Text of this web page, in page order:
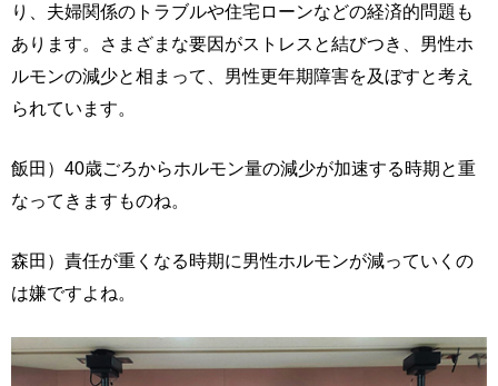
り、夫婦関係のトラブルや住宅ローンなどの経済的問題も
あります。さまざまな要因がストレスと結びつき、男性ホ
ルモンの減少と相まって、男性更年期障害を及ぼすと考え
られています。
飯田）40歳ごろからホルモン量の減少が加速する時期と重
なってきますものね。
森田）責任が重くなる時期に男性ホルモンが減っていくの
は嫌ですよね。